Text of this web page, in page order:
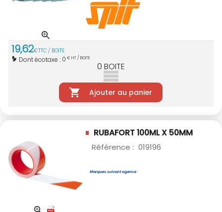
19,62€TTC / BOITE
Dont écotaxe : 0 € HT / BOITE
0 BOITE
Ajouter au panier
RUBAFORT 100ML X 50MM
Référence : 019196